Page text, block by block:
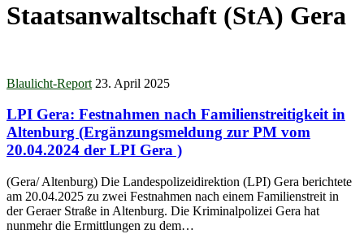
Staatsanwaltschaft (StA) Gera
Blaulicht-Report 23. April 2025
LPI Gera: Festnahmen nach Familienstreitigkeit in
Altenburg (Ergänzungsmeldung zur PM vom
20.04.2024 der LPI Gera )
(Gera/ Altenburg) Die Landespolizeidirektion (LPI) Gera berichtete
am 20.04.2025 zu zwei Festnahmen nach einem Familienstreit in
der Geraer Straße in Altenburg. Die Kriminalpolizei Gera hat
nunmehr die Ermittlungen zu dem…